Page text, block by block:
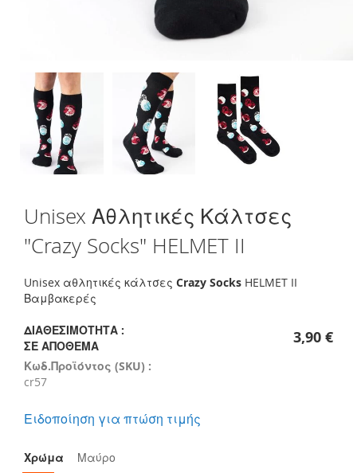
to
beginning
the
images
Unisex Αθλητικές Κάλτσες
"Crazy Socks" HELMET II
Unisex αθλητικές κάλτσες Crazy Socks HELMET II
Βαμβακερές
ΔΙΑΘΕΣΙΜΌΤΗΤΑ :
ΣΕ ΑΠΌΘΕΜΑ
Κωδ.Προϊόντος (SKU) :
cr57
3,90 €
Ειδοποίηση για πτώση τιμής
Χρώμα Μαύρο